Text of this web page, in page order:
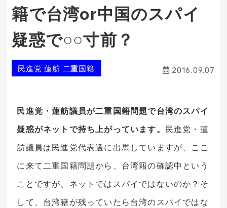
籍で台湾or中国のスパイ
疑惑で○○寸前？
民進党 蓮舫 二重国籍 2016.09.07
民進党・蓮舫議員が二重国籍問題で台湾のスパイ
疑惑がネットで持ち上がっています。 民進党・蓮
舫議員は民進党代表選に出馬していますが、ここ
に来て二重国籍問題から、台湾籍の確認中という
ことですが、ネットではスパイではないのか？そ
して、 台湾籍が残っていたら台湾のスパイではな